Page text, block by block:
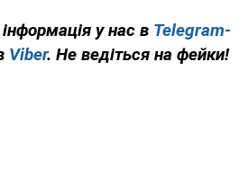
у нас в Telegram-
Viber. Не ведіться на фейки!